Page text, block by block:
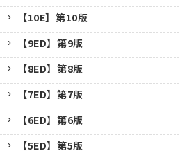
【10E】第10版
【9ED】第9版
【8ED】第8版
【7ED】第7版
【6ED】第6版
【5ED】第5版